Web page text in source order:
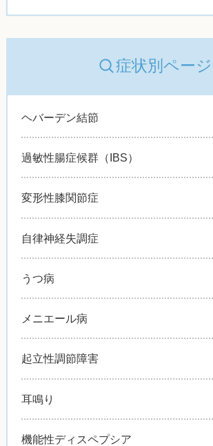
症状別ページ
ヘバーデン結節
過敏性腸症候群（IBS）
変形性膝関節症
自律神経失調症
うつ病
メニエール病
起立性調節障害
耳鳴り
機能性ディスペプシア